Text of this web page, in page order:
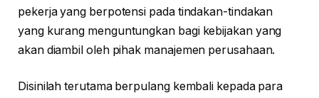
pekerja yang berpotensi pada tindakan-tindakan
yang kurang menguntungkan bagi kebijakan yang
akan diambil oleh pihak manajemen perusahaan.
Disinilah terutama berpulang kembali kepada para